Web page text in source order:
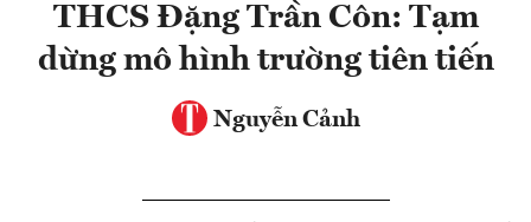
THCS Đặng Trần Côn: Tạm
dừng mô hình trường tiên tiến
Nguyễn Cảnh